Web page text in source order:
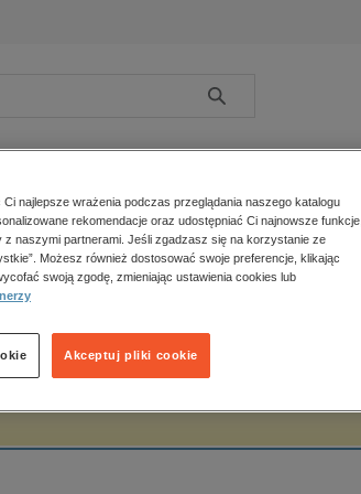
Szukaj
Zobacz wszystkie E-prasa
Szynik
Irena Szynik
najlepsze wrażenia podczas przeglądania naszego katalogu
rekomendacje oraz udostępniać Ci najnowsze funkcje,
z naszymi partnerami. Jeśli zgadzasz się na korzystanie ze
Możesz również dostosować swoje preferencje, klikając
swoją zgodę, zmieniając ustawienia cookies lub
Akceptuj pliki cookie